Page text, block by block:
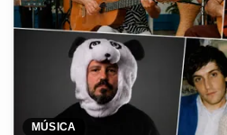
MÚSICA